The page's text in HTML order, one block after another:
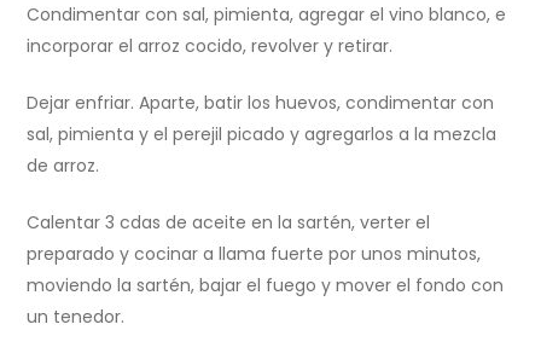
Condimentar con sal, pimienta, agregar el vino blanco, e
incorporar el arroz cocido, revolver y retirar.
Dejar enfriar. Aparte, batir los huevos, condimentar con
sal, pimienta y el perejil picado y agregarlos a la mezcla
de arroz.
Calentar 3 cdas de aceite en la sartén, verter el
preparado y cocinar a llama fuerte por unos minutos,
moviendo la sartén, bajar el fuego y mover el fondo con
un tenedor.